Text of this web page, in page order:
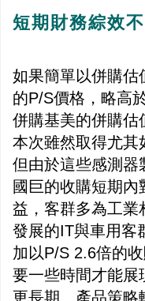
短期財務綜效
如果簡單以併購估
的P/S價格，略高
併購基美的併購估
本次雖然取得尤其
但由於這些感測器
國巨的收購短期
益，客群多為工業
發展的IT與車用客
加以P/S 2.6倍的
要一些時間才能展
更長期、產品策略